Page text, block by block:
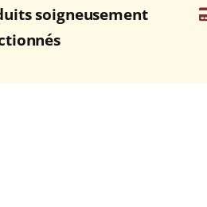
soigneusement